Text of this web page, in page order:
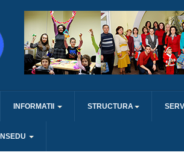
INFORMATII STRUCTURA